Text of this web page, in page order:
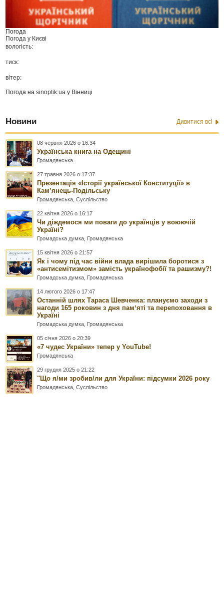
Погода
Погода у Києві
вологість:
тиск:
вітер:
Погода наsinoptik.ua у Вінниці
Новини Дивитися всі
08 червня 2026 о 16:34
Українська книга на Одещині
Громадянська
27 травня 2026 о 17:37
Презентація «Історії української Конституції» в
Камʼянець-Подільську
Громадянська,Суспільство
22 квітня 2026 о 16:17
Чи діждемося ми поваги до українців у воюючій
Україні?
Громадська думка, Громадянська
15 квітня 2026 о 21:57
Як і чому під час війни влада вирішила боротися з
«антисемітизмом» замість українофобії та рашизму?!
Громадська думка, Громадянська
14 лютого 2026 о 17:47
Останній шлях Тараса Шевченка: плануємо заходи з
нагоди 165 роковин з дня памʼяті та перепоховання в
Україні
Громадська думка, Громадянська
05 січня 2026 о 20:39
«7 чудес України» тепер у YouTube!
Громадянська
29 грудня 2025 о 21:22
"Що я/ми зробив/ли для України: підсумки 2026 року
Громадянська,Суспільство